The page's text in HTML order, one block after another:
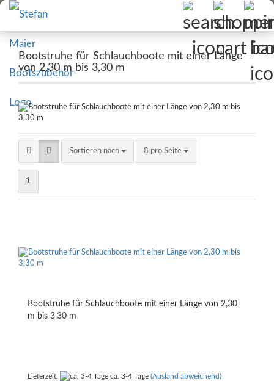
Bootstruhe für Schlauchboote mit einer Länge
von 2,30 m bis 3,30 m
Sortieren nach
Sortieren nach 8 pro Seite
pro Seite
1
Bootstruhe für Schlauchboote mit einer Länge von 2,30
m bis 3,30 m
Lieferzeit: ca. 3-4 Tage (Ausland abweichend)